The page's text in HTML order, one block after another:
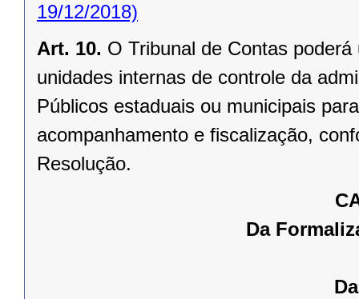
19/12/2018)
Art. 10. O Tribunal de Contas
unidades internas de controle da
Públicos estaduais ou municipais
acompanhamento e fiscalização,
Resolução.
Da